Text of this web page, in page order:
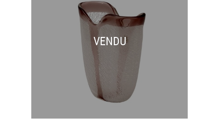
VENDU